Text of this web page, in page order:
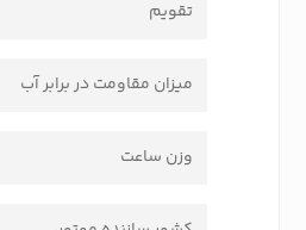
تقویم
میزان مقاومت در برابر آب
وزن ساعت